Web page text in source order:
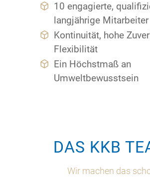
10 engagierte,
langjährige Mitarbeiter
Kontinuität, hohe
Flexibilität
Ein Höchstmaß an
Umweltbewusstsein
DAS KKB
Wir machen das